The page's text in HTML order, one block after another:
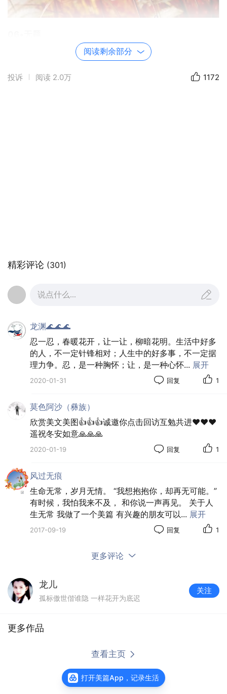
说是最无情，山盟从未轻。怜君多缱绻，日日唤卿卿。
入此相思网，相思撇不开。无题难索解，一任别人猜。
五律十首:
01•处暑日有题
暑热初消尽，秋蝉少力啼。流云随聚散，行客任东西。
蝶倦浑无梦，诗成未有题。余生心所寄，莫使堕尘泥。
丁酉年七月初二
02•皎皎
诱惑身边拒，温柔心上铭。一如光皎皎，圆缺亦倾城、
丁酉七月初四
03•入梦
空藉多情字，何堪薄幸魂。相逢凭夜梦，依旧不能言。
入耳虫声小，吹衣风影长。栏边堆落叶，指隙过流光。
阅读剩余部分
投诉 阅读 2.0万 1172
精彩评论 (301)
说点什么...
龙渊🌊🌊🌊
忍一忍，春暖花开，让一让，柳暗花明。生活中好多
的人，不一定针锋相对；人生中的好多事，不一定据
理力争。忍，是一种胸怀；让，是一种心怀... 展开
2020-01-31 回复 1
莫色阿沙（彝族）
欣赏美文美图👍👍👍诚邀你点击回访互勉共进❤️❤️❤️
遥祝冬安如意🙏🙏🙏
2020-01-19 回复 1
风过无痕
生命无常，岁月无情。 “我想抱抱你，却再无可能。”
有时候，我怕我来不及， 和你说一声再见。 关于人
生无常 我做了一个美篇 有兴趣的朋友可以... 展开
2017-09-19 回复 1
更多评论
龙儿
孤标傲世偕谁隐 一样花开为底迟
关注
更多作品
打开美篇App，记录生活